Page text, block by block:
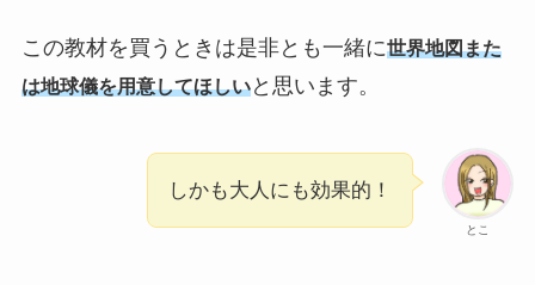
この教材を買うときは是非とも一緒に世界地図また
は地球儀を用意してほしいと思います。
とこ
しかも大人にも効果的！